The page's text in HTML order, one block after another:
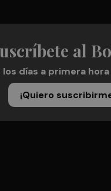
al
los días a primera
¡Quiero